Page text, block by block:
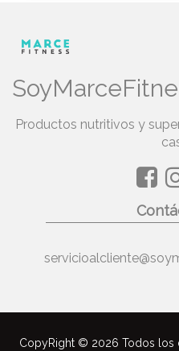
Productos nutritivos y
CopyRight © 2026 Todos los